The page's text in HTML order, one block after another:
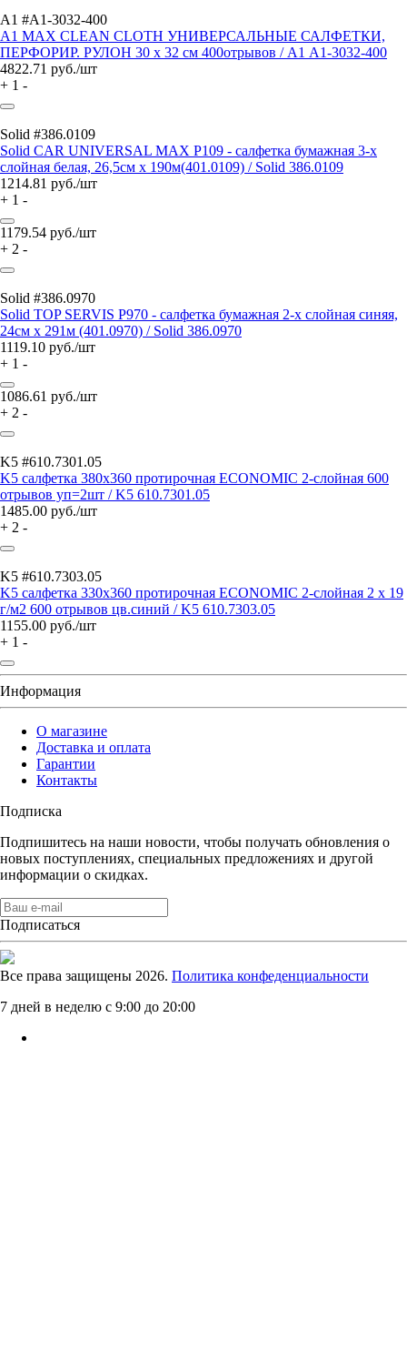
A1 #А1-3032-400
A1 MAX CLEAN CLOTH УНИВЕРСАЛЬНЫЕ САЛФЕТКИ,
ПЕРФОРИР. РУЛОН 30 х 32 см 400отрывов / A1 А1-3032-400
4822.71 руб./шт
+ 1 -
Solid #386.0109
Solid CAR UNIVERSAL MAX P109 - салфетка бумажная 3-х
слойная белая, 26,5см x 190м(401.0109) / Solid 386.0109
1214.81 руб./шт
+ 1 -
1179.54 руб./шт
+ 2 -
Solid #386.0970
Solid TOP SERVIS P970 - салфетка бумажная 2-х слойная синяя,
24см x 291м (401.0970) / Solid 386.0970
1119.10 руб./шт
+ 1 -
1086.61 руб./шт
+ 2 -
K5 #610.7301.05
K5 салфетка 380x360 протирочная ECONOMIC 2-слойная 600
отрывов уп=2шт / K5 610.7301.05
1485.00 руб./шт
+ 2 -
K5 #610.7303.05
K5 салфетка 330x360 протирочная ECONOMIC 2-слойная 2 x 19
г/м2 600 отрывов цв.синий / K5 610.7303.05
1155.00 руб./шт
+ 1 -
Информация
О магазине
Доставка и оплата
Гарантии
Контакты
Подписка
Подпишитесь на наши новости, чтобы получать обновления о
новых поступлениях, специальных предложениях и другой
информации о скидках.
Подписаться
Все права защищены 2026. Политика конфеденциальности
7 дней в неделю с 9:00 до 20:00